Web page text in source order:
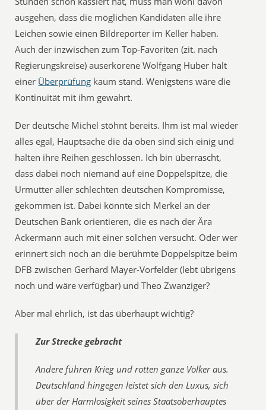
ausgehen, dass die möglichen Kandidaten alle ihre
Leichen sowie einen Bildreporter im Keller haben.
Auch der inzwischen zum Top-Favoriten (zit. nach
Regierungskreise) auserkorene Wolfgang Huber hält
einer Überprüfung kaum stand. Wenigstens wäre die
Kontinuität mit ihm gewahrt.
Der deutsche Michel stöhnt bereits. Ihm ist mal wieder
alles egal, Hauptsache die da oben sind sich einig und
halten ihre Reihen geschlossen. Ich bin überrascht,
dass dabei noch niemand auf eine Doppelspitze, die
Urmutter aller schlechten deutschen Kompromisse,
gekommen ist. Dabei könnte sich Merkel an der
Deutschen Bank orientieren, die es nach der Ära
Ackermann auch mit einer solchen versucht. Oder wer
erinnert sich noch an die berühmte Doppelspitze beim
DFB zwischen Gerhard Mayer-Vorfelder (lebt übrigens
noch und wäre verfügbar) und Theo Zwanziger?
Aber mal ehrlich, ist das überhaupt wichtig?
Zur Strecke gebracht
Andere führen Krieg und rotten ganze Völker aus.
Deutschland hingegen leistet sich den Luxus, sich
über der Harmlosigkeit seines Staatsoberhauptes